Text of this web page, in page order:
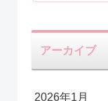
アーカイブ
2026年1月